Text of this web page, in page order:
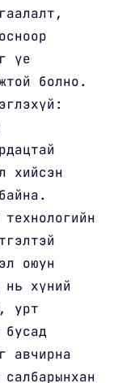
үе
болно.
хийсэн
оюун
нь хүний
урт
авчирна